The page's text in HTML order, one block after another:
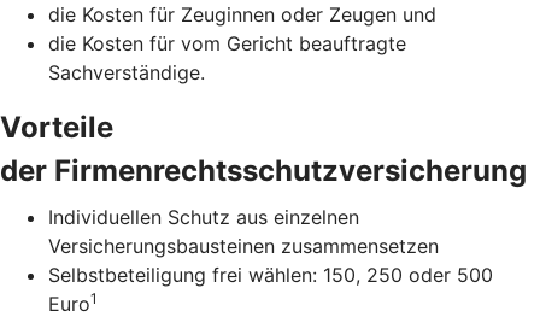
die Kosten für Zeuginnen oder Zeugen und
die Kosten für vom Gericht beauftragte
Sachverständige.
Vorteile
der Firmenrechtsschutzversicherung
Individuellen Schutz aus einzelnen
Versicherungsbausteinen zusammensetzen
Selbstbeteiligung frei wählen: 150, 250 oder 500
Euro1